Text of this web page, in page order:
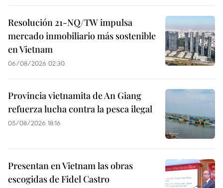
Resolución 21-NQ/TW impulsa
mercado inmobiliario más sostenible
en Vietnam
06/08/2026 02:30
Provincia vietnamita de An Giang
refuerza lucha contra la pesca ilegal
05/08/2026 18:16
Presentan en Vietnam las obras
escogidas de Fidel Castro